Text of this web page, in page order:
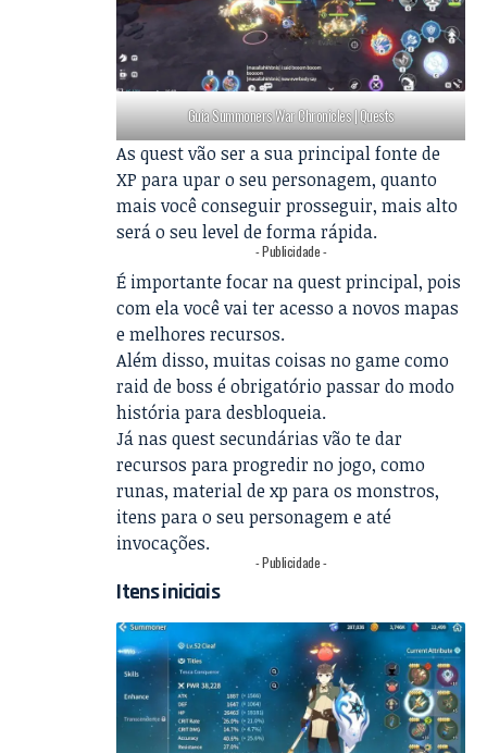
Guia Summoners War Chronicles | Quests
As quest vão ser a sua principal fonte de
XP para upar o seu personagem, quanto
mais você conseguir prosseguir, mais alto
será o seu level de forma rápida.
- Publicidade -
É importante focar na quest principal, pois
com ela você vai ter acesso a novos mapas
e melhores recursos.
Além disso, muitas coisas no game como
raid de boss é obrigatório passar do modo
história para desbloqueia.
Já nas quest secundárias vão te dar
recursos para progredir no jogo, como
runas, material de xp para os monstros,
itens para o seu personagem e até
invocações.
- Publicidade -
Itens iniciais